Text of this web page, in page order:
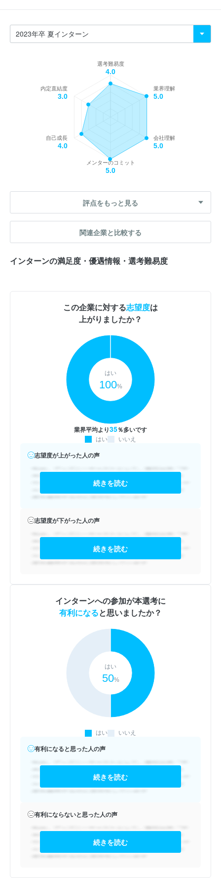
選考難易度
4.0
業界理解
5.0
会社理解
5.0
メンターのコミット
5.0
自己成長
4.0
内定直結度
3.0
評点をもっと見る
関連企業と比較する
インターンの満足度・優遇情報・選考難易度
この企業に対する志望度は
上がりましたか？
業界平均より35％多いです
はい
100%
はい いいえ
志望度が上がった人の声
続きを読む
志望度が下がった人の声
続きを読む
インターンへの参加が本選考に
有利になると思いましたか？
はい
50%
はい いいえ
有利になると思った人の声
続きを読む
有利にならないと思った人の声
続きを読む